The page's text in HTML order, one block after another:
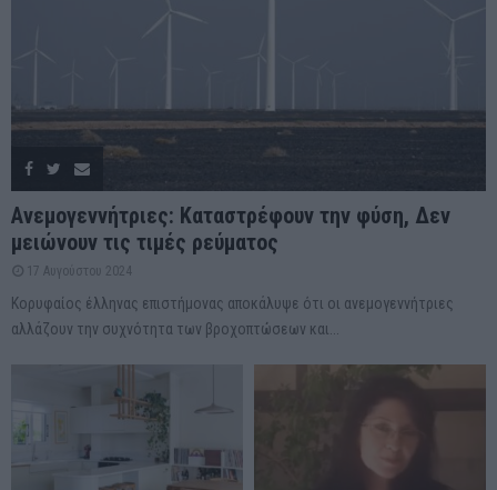
Ανεμογεννήτριες: Καταστρέφουν την φύση, Δεν
μειώνουν τις τιμές ρεύματος
17 Αυγούστου 2024
Κορυφαίος έλληνας επιστήμονας αποκάλυψε ότι οι ανεμογεννήτριες
αλλάζουν την συχνότητα των βροχοπτώσεων και...